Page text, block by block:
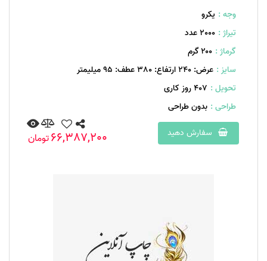
وجه : یکرو
تیراژ : 2000 عدد
گرماژ : ۲۰۰ گرم
سایز : عرض: 240 ارتفاع: 380 عطف: 95 میلیمتر
تحویل : 407 روز کاری
طراحی : بدون طراحی
سفارش دهید
66,387,200تومان